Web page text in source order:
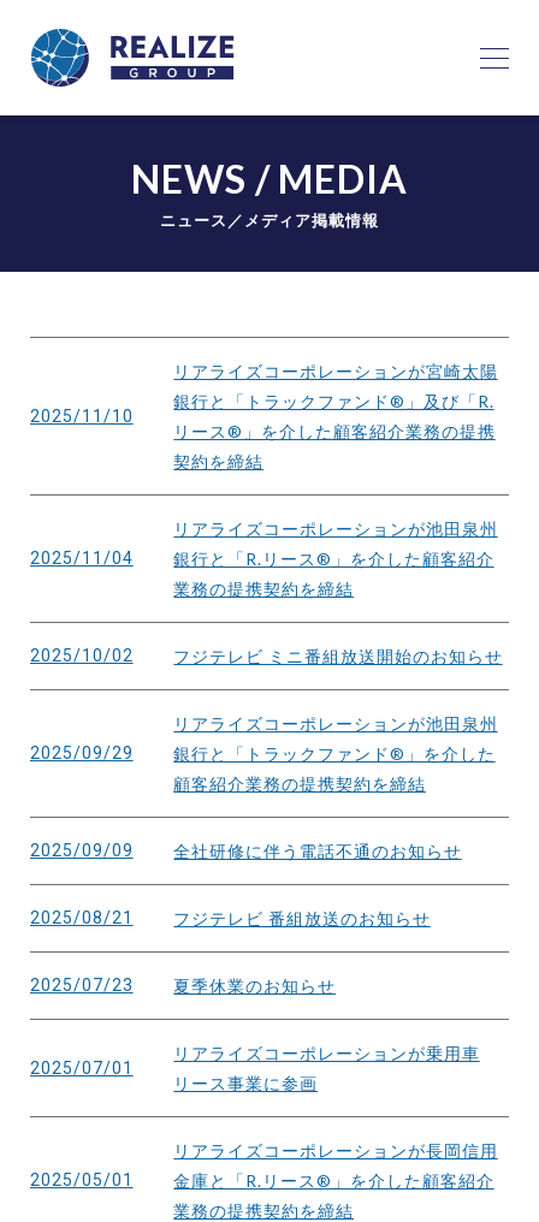
NEWS / MEDIA
ニュース／メディア掲載情報
2025/11/10
リアライズコーポレーションが宮崎太陽
銀行と「トラックファンド®」及び「R.
リース®」を介した顧客紹介業務の提携
契約を締結
2025/11/04
リアライズコーポレーションが池田泉州
銀行と「R.リース®」を介した顧客紹介
業務の提携契約を締結
2025/10/02 フジテレビ ミニ番組放送開始のお知らせ
2025/09/29
リアライズコーポレーションが池田泉州
銀行と「トラックファンド®」を介した
顧客紹介業務の提携契約を締結
2025/09/09 全社研修に伴う電話不通のお知らせ
2025/08/21 フジテレビ 番組放送のお知らせ
2025/07/23 夏季休業のお知らせ
2025/07/01
リアライズコーポレーションが乗用車
リース事業に参画
2025/05/01
リアライズコーポレーションが長岡信用
金庫と「R.リース®」を介した顧客紹介
業務の提携契約を締結